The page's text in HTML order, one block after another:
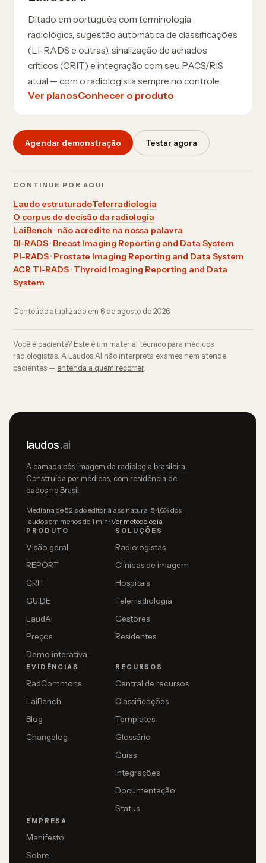
Ditado em português com terminologia
radiológica, sugestão automática de classificações
(LI-RADS e outras), sinalização de achados
críticos (CRIT) e integração com seu PACS/RIS
atual — com o radiologista sempre no controle.
Ver planosConhecer o produto
Agendar demonstração Testar agora
CONTINUE POR AQUI
Laudo estruturadoTelerradiologia
O corpus de decisão da radiologia
LaiBench · não acredite na nossa palavra
BI-RADS · Breast Imaging Reporting and Data System
PI-RADS · Prostate Imaging Reporting and Data System
ACR TI-RADS · Thyroid Imaging Reporting and Data
System
Conteúdo atualizado em 6 de agosto de 2026.
Você é paciente? Este é um material técnico para médicos
radiologistas. A Laudos.AI não interpreta exames nem atende
pacientes — entenda a quem recorrer.
laudos.ai
A camada pós-imagem da radiologia brasileira.
Construída por médicos, com residência de
dados no Brasil.
Mediana de 52 s do editor à assinatura · 54,6% dos
laudos em menos de 1 min ·Ver metodologia
PRODUTO
Visão geral
REPORT
CRIT
GUIDE
LaudAI
Preços
Demo interativa
SOLUÇÕES
Radiologistas
Clínicas de imagem
Hospitais
Telerradiologia
Gestores
Residentes
EVIDÊNCIAS
RadCommons
LaiBench
Blog
Changelog
RECURSOS
Central de recursos
Classificações
Templates
Glossário
Guias
Integrações
Documentação
Status
EMPRESA
Manifesto
Sobre